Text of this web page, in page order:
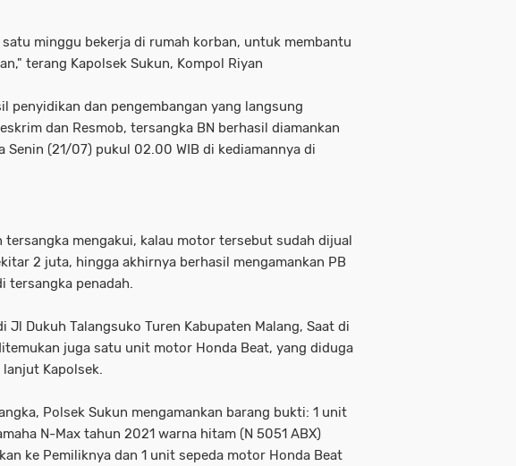
satu minggu bekerja di rumah korban, untuk membantu
terang Kapolsek Sukun, Kompol Riyan
penyidikan dan pengembangan yang langsung
dan Resmob, tersangka BN berhasil diamankan
Senin (21/07) pukul 02.00 WIB di kediamannya di
tersangka mengakui, kalau motor tersebut sudah dijual
2 juta, hingga akhirnya berhasil mengamankan PB
tersangka penadah.
Jl Dukuh Talangsuko Turen Kabupaten Malang, Saat di
juga satu unit motor Honda Beat, yang diduga
Kapolsek.
Polsek Sukun mengamankan barang bukti: 1 unit
N-Max tahun 2021 warna hitam (N 5051 ABX)
ke Pemiliknya dan 1 unit sepeda motor Honda Beat